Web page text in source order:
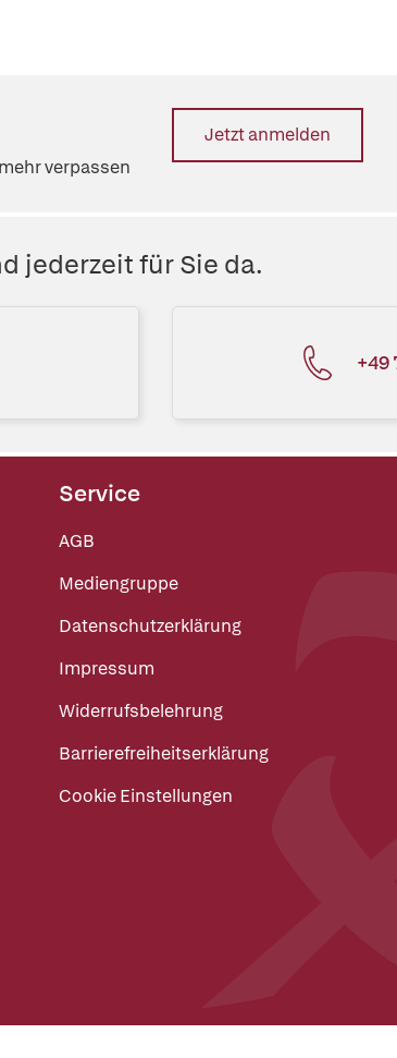
verpassen
Jetzt anmelden
jederzeit für Sie da.
+49
Service
AGB
Mediengruppe
Datenschutzerklärung
Impressum
Widerrufsbelehrung
Barrierefreiheitserklärung
Cookie Einstellungen